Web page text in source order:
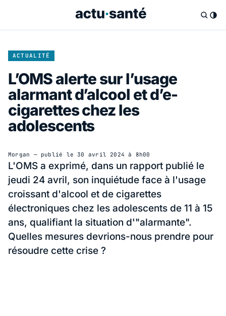
ACTUALITÉ
L’OMS alerte sur l’usage
alarmant d’alcool et d’e-
cigarettes chez les
adolescents
Morgan — publié le30 avril 2024 à 8h00
L'OMS a exprimé, dans un rapport publié le
jeudi 24 avril, son inquiétude face à l'usage
croissant d'alcool et de cigarettes
électroniques chez les adolescents de 11 à 15
ans, qualifiant la situation d'"alarmante".
Quelles mesures devrions-nous prendre pour
résoudre cette crise ?